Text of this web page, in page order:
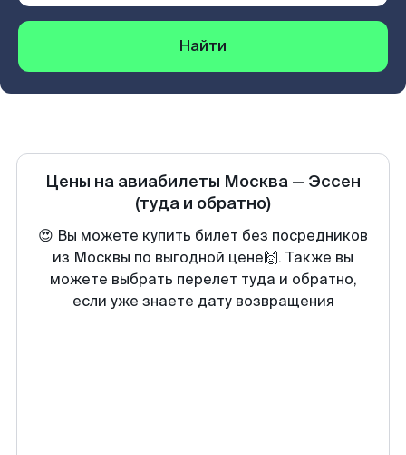
Найти
Цены на авиабилеты Москва — Эссен
(туда и обратно)
😍 Вы можете купить билет без посредников
из Москвы по выгодной цене🙌. Также вы
можете выбрать перелет туда и обратно,
если уже знаете дату возвращения